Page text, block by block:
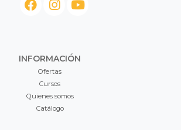
INFORMACIÓN
Ofertas
Cursos
Quienes somos
Catálogo